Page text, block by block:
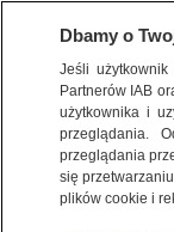
BIZNES
ZE ŚWIATA
Dbamy o
Jeśli
Partnerów IAB
użytkownika i
przeglądania.
przeglądania
się
plików cookie i